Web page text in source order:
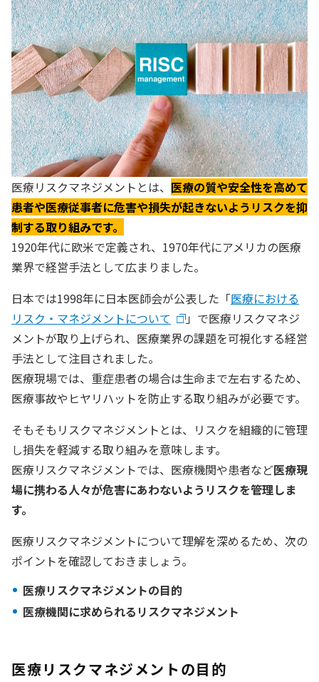
医療リスクマネジメントとは、 医療の質や安全性を高めて
患者や医療従事者に危害や損失が起きないようリスクを抑
制する取り組みです。
1920年代に欧米で定義され、1970年代にアメリカの医療
業界で経営手法として広まりました。
日本では1998年に日本医師会が公表した「医療における
リスク・マネジメントについて
」で医療リスクマネジ
メントが取り上げられ、医療業界の課題を可視化する経営
手法として注目されました。
医療現場では、重症患者の場合は生命まで左右するため、
医療事故やヒヤリハットを防止する取り組みが必要です。
そもそもリスクマネジメントとは、リスクを組織的に管理
し損失を軽減する取り組みを意味します。
医療リスクマネジメントでは、医療機関や患者など医療現
場に携わる人々が危害にあわないようリスクを管理しま
す。
医療リスクマネジメントについて理解を深めるため、次の
ポイントを確認しておきましょう。
医療リスクマネジメントの目的
医療機関に求められるリスクマネジメント
医療リスクマネジメントの目的